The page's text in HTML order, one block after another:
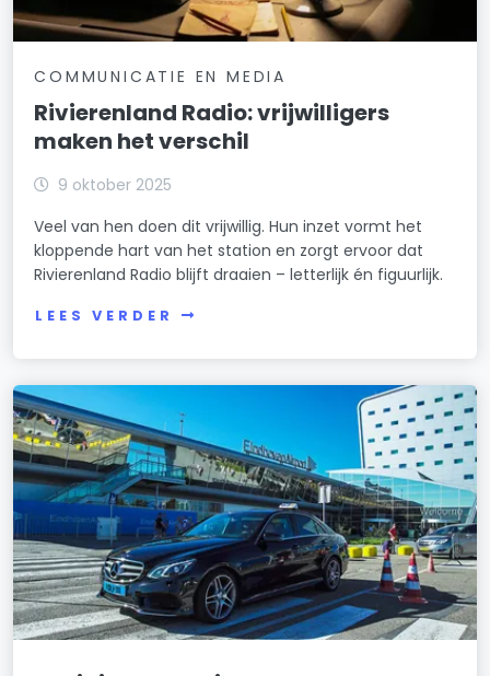
COMMUNICATIE EN MEDIA
Rivierenland Radio: vrijwilligers
maken het verschil
9 oktober 2025
Veel van hen doen dit vrijwillig. Hun inzet vormt het
kloppende hart van het station en zorgt ervoor dat
Rivierenland Radio blijft draaien – letterlijk én figuurlijk.
LEES VERDER